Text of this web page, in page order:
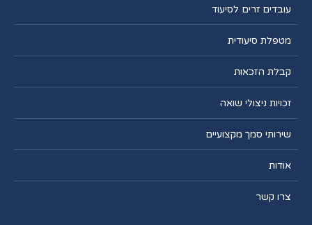
עובדים זרים לסיעוד
מטפלת סיעודית
קבלת הזכאות
זכויות ניצולי שואה
שירותי סמך מקצועיים
אודות
צרו קשר